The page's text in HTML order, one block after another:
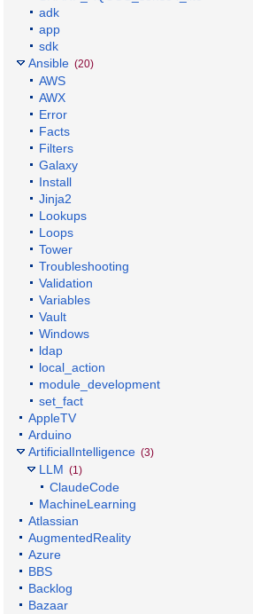
adk
app
sdk
Ansible (20)
AWS
AWX
Error
Facts
Filters
Galaxy
Install
Jinja2
Lookups
Loops
Tower
Troubleshooting
Validation
Variables
Vault
Windows
ldap
local_action
module_development
set_fact
AppleTV
Arduino
ArtificialIntelligence (3)
LLM (1)
ClaudeCode
MachineLearning
Atlassian
AugmentedReality
Azure
BBS
Backlog
Bazaar